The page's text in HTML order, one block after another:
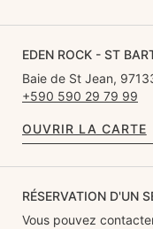
EDEN ROCK - ST
Baie de St Jean,
+590 590 29 79 99
OUVRIR LA CARTE
RÉSERVATION D'UN
Vous pouvez